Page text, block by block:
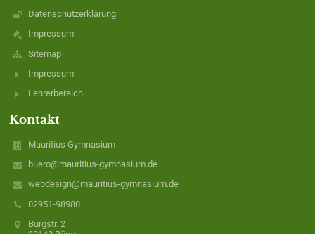
Datenschutzerklärung
Impressum
Sitemap
Impressum
Lehrerbereich
Kontakt
Mauritius Gymnasium
buero@mauritius-gymnasium.de
webdesign@mauritius-gymnasium.de
02951-98980
Burgstr. 2